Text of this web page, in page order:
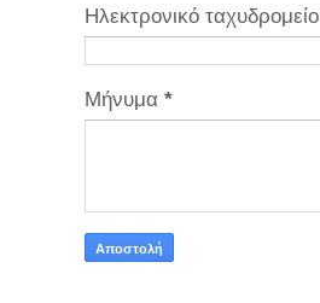
Ηλεκτρονικό ταχυδρομείο
Μήνυμα *